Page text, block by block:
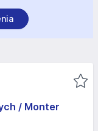
/ Monter